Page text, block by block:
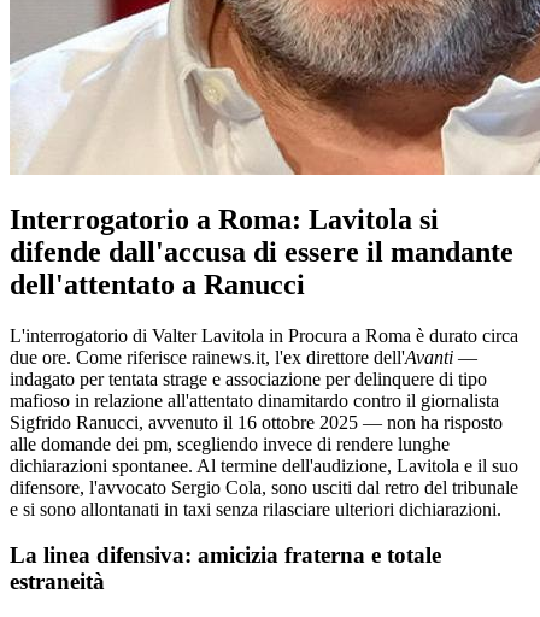
Interrogatorio a Roma: Lavitola si
difende dall'accusa di essere il mandante
dell'attentato a Ranucci
L'interrogatorio di Valter Lavitola in Procura a Roma è durato circa
due ore. Come riferisce rainews.it, l'ex direttore dell'Avanti —
indagato per tentata strage e associazione per delinquere di tipo
mafioso in relazione all'attentato dinamitardo contro il giornalista
Sigfrido Ranucci, avvenuto il 16 ottobre 2025 — non ha risposto
alle domande dei pm, scegliendo invece di rendere lunghe
dichiarazioni spontanee. Al termine dell'audizione, Lavitola e il suo
difensore, l'avvocato Sergio Cola, sono usciti dal retro del tribunale
e si sono allontanati in taxi senza rilasciare ulteriori dichiarazioni.
La linea difensiva: amicizia fraterna e totale
estraneità